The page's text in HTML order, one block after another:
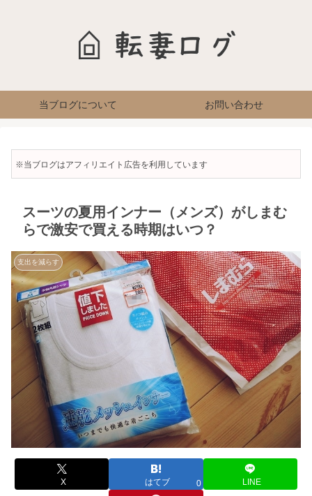
当ブログについて お問い合わせ
※当ブログはアフィリエイト広告を利用しています
スーツの夏用インナー（メンズ）がしまむ
らで激安で買える時期はいつ？
支出を減らす
X はてブ 0 LINE